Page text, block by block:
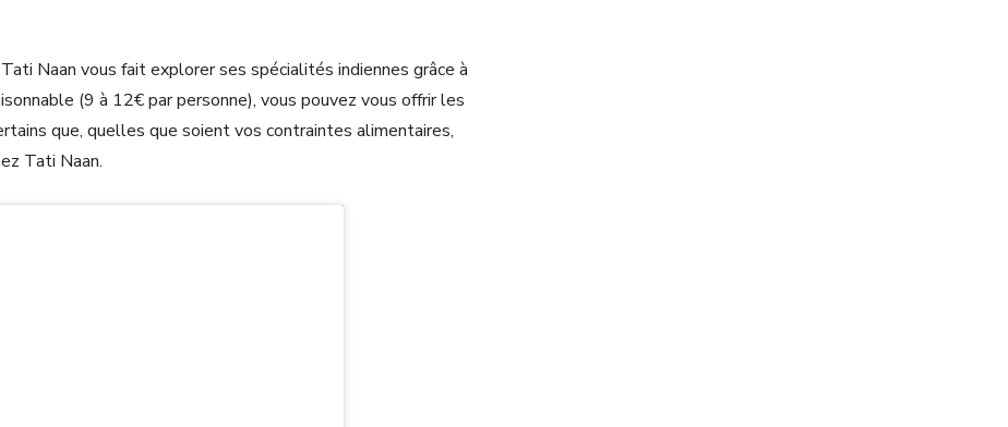
Naan vous fait explorer ses spécialités indiennes grâce à
(9 à 12€ par personne), vous pouvez vous offrir les
que, quelles que soient vos contraintes alimentaires,
Tati Naan.